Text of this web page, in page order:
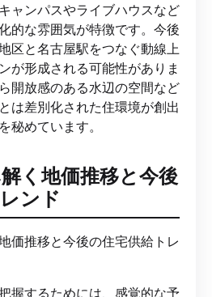
ャンパスやライブハウスなど
的な雰囲気が特徴です。今後
区と名古屋駅をつなぐ動線上
が形成される可能性がありま
開放感のある水辺の空間など
は差別化された住環境が創出
秘めています。
く地価推移と今後
ンド
握するためには、感覚的な予